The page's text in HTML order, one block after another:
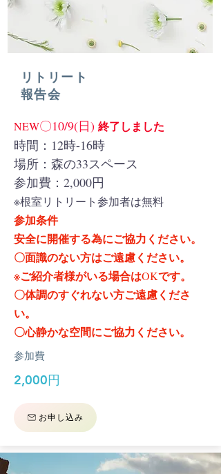
リトリート
報告会
NEW〇10/9(日) 終了しました
時間：12時-16時
場所：森の33スペース
​参加費：2,000円
※根室リトリート参加者は無料
参加条件
安全に開催する為にご協力ください。
〇面識のない方はご遠慮ください。
※ご紹介者様がいる場合はOKです。
〇体調のすぐれない方ご遠慮くださ
い。
〇心静かな空間にご協力ください。
参加費
2,000円
お申し込み